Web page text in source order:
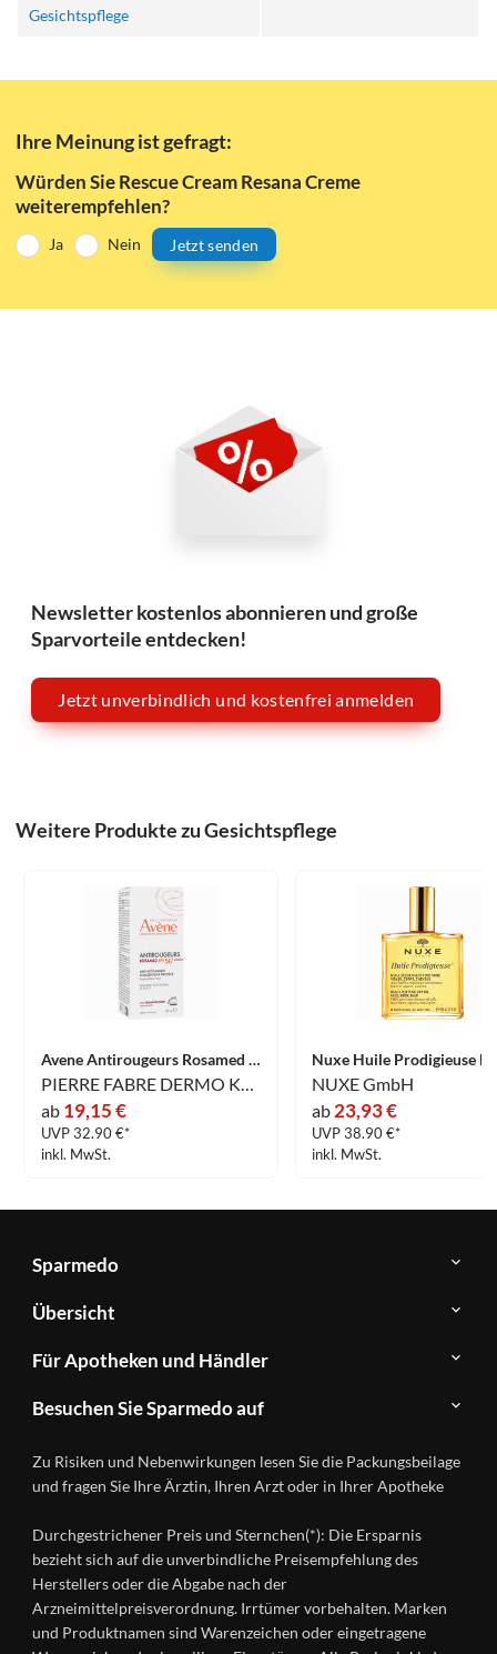
Gesichtspflege
Ihre Meinung ist gefragt:
Würden Sie Rescue Cream Resana Creme
weiterempfehlen?
Ja Nein Jetzt senden
Newsletter kostenlos abonnieren und große
Sparvorteile entdecken!
Jetzt unverbindlich und kostenfrei anmelden
Weitere Produkte zu Gesichtspflege
Avene Antirougeurs Rosamed Spf50+ Anti- Rötungen Konzentrat 30 ml
PIERRE FABRE DERMO KOSMETIK GmbH
ab 19,15 €
UVP 32.90 €*
inkl. MwSt.
NUXE GmbH
ab 23,93 €
UVP 38.90 €*
inkl. MwSt.
Sparmedo
Über
Sparmedo
FAQ
Kontakt
Datenschutz
Nutzungsbedingungen
Übersicht
Herstellerverzeichnis
Produkte
A-
Ratgeber
Wirkstoffe
Gesundheitsmagazin
Für Apotheken und Händler
&
Händlerlogin
Besuchen Sie Sparmedo auf
Instagram
Zu Risiken und Nebenwirkungen lesen Sie die Packungsbeilage
und fragen Sie Ihre Ärztin, Ihren Arzt oder in Ihrer Apotheke
Durchgestrichener Preis und Sternchen(*): Die Ersparnis
bezieht sich auf die unverbindliche Preisempfehlung des
Herstellers oder die Abgabe nach der
Arzneimittelpreisverordnung. Irrtümer vorbehalten. Marken
und Produktnamen sind Warenzeichen oder eingetragene